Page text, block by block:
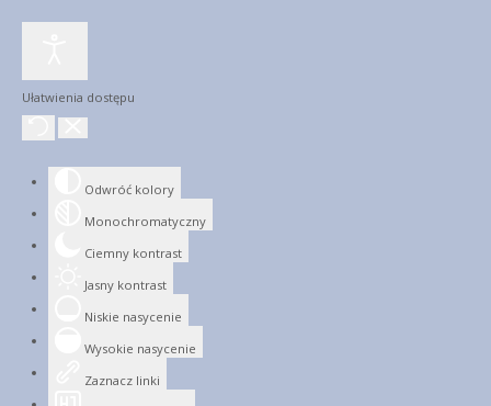
Ułatwienia dostępu
Odwróć kolory
Monochromatyczny
Ciemny kontrast
Jasny kontrast
Niskie nasycenie
Wysokie nasycenie
Zaznacz linki